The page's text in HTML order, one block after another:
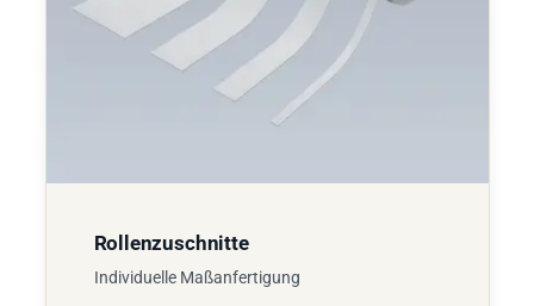
Rollenzuschnitte
Individuelle Maßanfertigung